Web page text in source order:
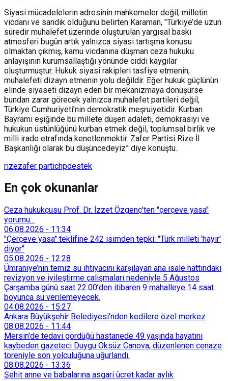
Siyasi mücadelelerin adresinin mahkemeler değil, milletin
vicdanı ve sandık olduğunu belirten Karaman, "Türkiye’de uzun
süredir muhalefet üzerinde oluşturulan yargısal baskı
atmosferi bugün artık yalnızca siyasi tartışma konusu
olmaktan çıkmış, kamu vicdanına düşman ceza hukuku
anlayışının kurumsallaştığı yönünde ciddi kaygılar
oluşturmuştur. Hukuk siyasi rakipleri tasfiye etmenin,
muhalefeti dizayn etmenin yolu değildir. Eğer hukuk güçlünün
elinde siyaseti dizayn eden bir mekanizmaya dönüşürse
bundan zarar görecek yalnızca muhalefet partileri değil,
Türkiye Cumhuriyeti’nin demokratik meşruiyetidir. Kurban
Bayramı eşiğinde bu millete düşen adaleti, demokrasiyi ve
hukukun üstünlüğünü kurban etmek değil, toplumsal birlik ve
milli irade etrafında kenetlenmektir. Zafer Partisi Rize İl
Başkanlığı olarak bu düşüncedeyiz” diye konuştu.
rizezafer partichpdestek
En çok okunanlar
Ceza hukukçusu Prof. Dr. İzzet Özgenç'ten "çerçeve yasa"
yorumu...
06.08.2026 - 11:34
"Çerçeve yasa" teklifine 242 isimden tepki: "Türk milleti 'hayır'
diyor"
05.08.2026 - 12:28
Ümraniye’nin temiz su ihtiyacını karşılayan ana isale hattındaki
revizyon ve iyileştirme çalışmaları nedeniyle 5 Ağustos
Çarşamba günü saat 22.00’den itibaren 9 mahalleye 14 saat
boyunca su verilemeyecek.
04.08.2026 - 15:27
Ankara Büyükşehir Belediyesi'nden kedilere özel merkez
08.08.2026 - 11:44
Mersin'de tedavi gördüğü hastanede 49 yaşında hayatını
kaybeden gazeteci Duygu Öksüz Canova, düzenlenen cenaze
töreniyle son yolculuğuna uğurlandı.
08.08.2026 - 13:36
Şehit anne ve babalarına asgari ücret kadar aylık